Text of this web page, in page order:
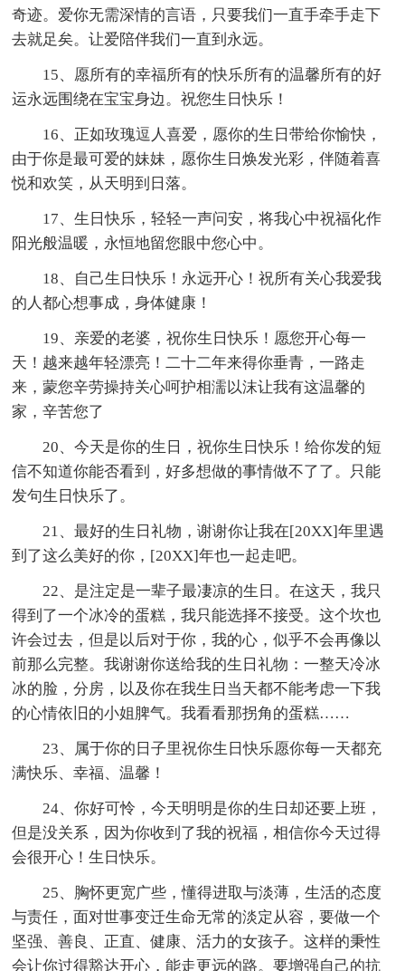
奇迹。爱你无需深情的言语，只要我们一直手牵手走下
去就足矣。让爱陪伴我们一直到永远。
15、愿所有的幸福所有的快乐所有的温馨所有的好
运永远围绕在宝宝身边。祝您生日快乐！
16、正如玫瑰逗人喜爱，愿你的生日带给你愉快，
由于你是最可爱的妹妹，愿你生日焕发光彩，伴随着喜
悦和欢笑，从天明到日落。
17、生日快乐，轻轻一声问安，将我心中祝福化作
阳光般温暖，永恒地留您眼中您心中。
18、自己生日快乐！永远开心！祝所有关心我爱我
的人都心想事成，身体健康！
19、亲爱的老婆，祝你生日快乐！愿您开心每一
天！越来越年轻漂亮！二十二年来得你垂青，一路走
来，蒙您辛劳操持关心呵护相濡以沫让我有这温馨的
家，辛苦您了
20、今天是你的生日，祝你生日快乐！给你发的短
信不知道你能否看到，好多想做的事情做不了了。只能
发句生日快乐了。
21、最好的生日礼物，谢谢你让我在[20XX]年里遇
到了这么美好的你，[20XX]年也一起走吧。
22、是注定是一辈子最凄凉的生日。在这天，我只
得到了一个冰冷的蛋糕，我只能选择不接受。这个坎也
许会过去，但是以后对于你，我的心，似乎不会再像以
前那么完整。我谢谢你送给我的生日礼物：一整天冷冰
冰的脸，分房，以及你在我生日当天都不能考虑一下我
的心情依旧的小姐脾气。我看看那拐角的蛋糕……
23、属于你的日子里祝你生日快乐愿你每一天都充
满快乐、幸福、温馨！
24、你好可怜，今天明明是你的生日却还要上班，
但是没关系，因为你收到了我的祝福，相信你今天过得
会很开心！生日快乐。
25、胸怀更宽广些，懂得进取与淡薄，生活的态度
与责任，面对世事变迁生命无常的淡定从容，要做一个
坚强、善良、正直、健康、活力的女孩子。这样的秉性
会让你过得豁达开心，能走更远的路。要增强自己的抗